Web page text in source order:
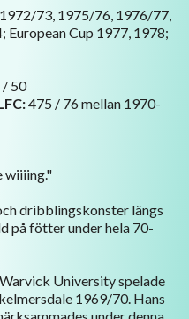
73, 1975/76, 1976/77,
Cup 1977, 1978;
/ 50
475 / 76 mellan 1970-
wiiiing."
dribblingskonster längs
på fötter under hela 70-
University spelade
1969/70. Hans